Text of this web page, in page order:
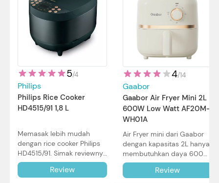
5/4
Philips
Philips Rice Cooker
HD4515/91 1,8 L
Memasak lebih mudah
dengan rice cooker Philips
HD4515/91. Simak reviewnya
di sini.
Review
4/14
Gaabor
Gaabor Air Fryer Mini 2L
600W Low Watt AF20M-
WH01A
Air Fryer mini dari Gaabor
dengan kapasitas 2L hanya
membutuhkan daya 600W
dalam pemakaian. Simak
review selengkapnya di sini.
Review